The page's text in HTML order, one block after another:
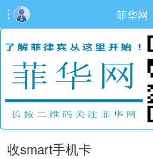
 菲华网
收smart手机卡